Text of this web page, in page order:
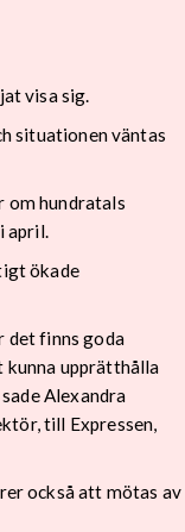
visa sig.
situationen väntas
om hundratals
april.
ökade
det finns goda
upprätthålla
Alexandra
till Expressen,
också att mötas av